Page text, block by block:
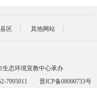
县区 其他网站
生态环境宣教中心承办
7995011 晋ICP备08000733号